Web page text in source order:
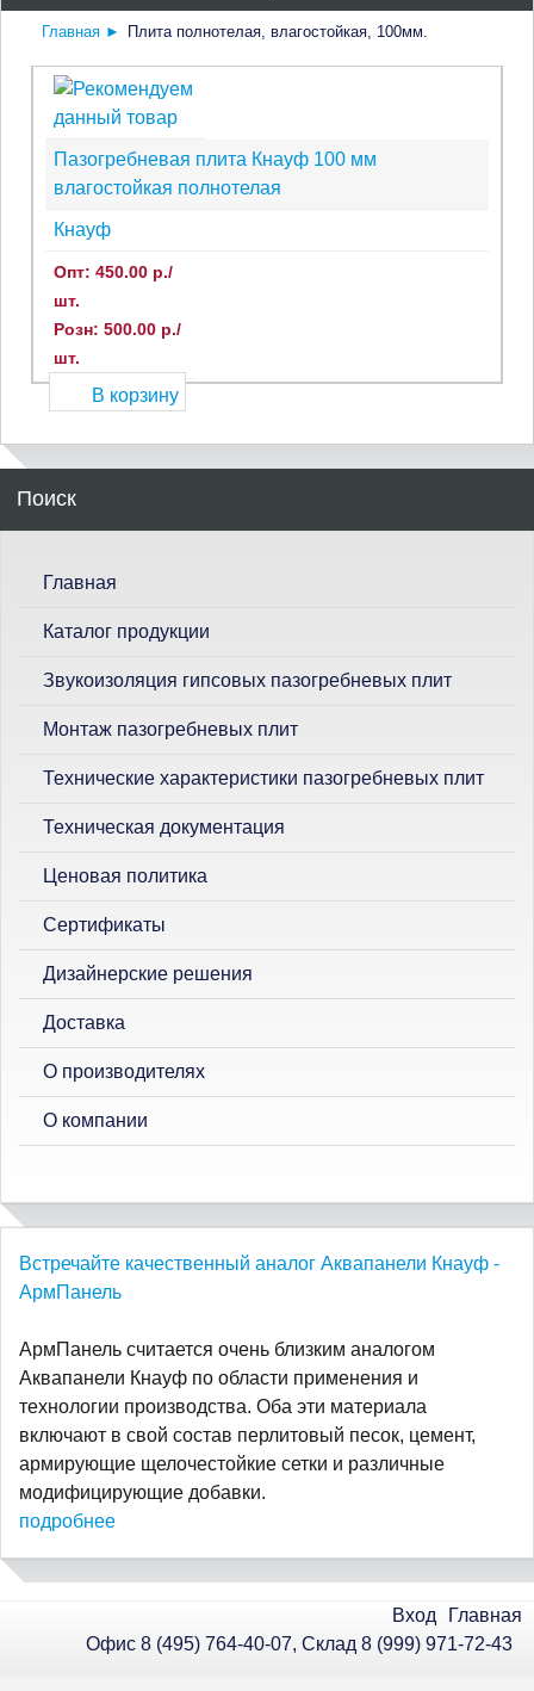
Главная► Плита полнотелая, влагостойкая, 100мм.
Пазогребневая плита Кнауф 100 мм
влагостойкая полнотелая
Кнауф
Опт: 450.00 р./
шт.
Розн: 500.00 р./
шт.
В корзину
Главная
Каталог продукции
Звукоизоляция гипсовых пазогребневых плит
Монтаж пазогребневых плит
Технические характеристики пазогребневых плит
Техническая документация
Ценовая политика
Сертификаты
Дизайнерские решения
Доставка
О производителях
О компании
Встречайте качественный аналог Аквапанели Кнауф -
АрмПанель
АрмПанель считается очень близким аналогом
Аквапанели Кнауф по области применения и
технологии производства. Оба эти материала
включают в свой состав перлитовый песок, цемент,
армирующие щелочестойкие сетки и различные
модифицирующие добавки.
подробнее
Вход
Главная
Офис 8 (495) 764-40-07, Склад 8 (999) 971-72-43